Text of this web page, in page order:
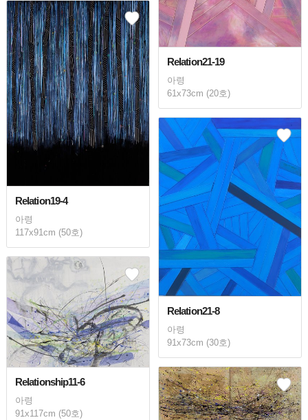
Relation21-19
아령
61x73cm (20호)
Relation19-4
아령
117x91cm (50호)
Relation21-8
아령
91x73cm (30호)
Relationship11-6
아령
91x117cm (50호)